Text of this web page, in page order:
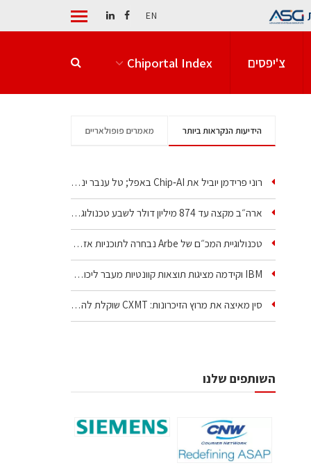
EN
צ'יפסים Chiportal Index
הידיעות הנקראות ביותר מאמרים פופולאריים
רוני פרידמן יוביל את Chip‑AI באפל; טל ענבר ינהל את…
ארה״ב מקצה עד 874 מיליון דולר לשבע טכנולוגיות שבבים…
טכנולוגיית המכ״ם של Arbe נבחרה לתוכניות אזרחיות וביטחוניות
IBM וקידמה מציגות תוצאות קוונטיות מעבר ליכולת…
סין מאיצה את מרוץ הזיכרונות: CXMT שוקלת להקים מפעל…
השותפים שלנו